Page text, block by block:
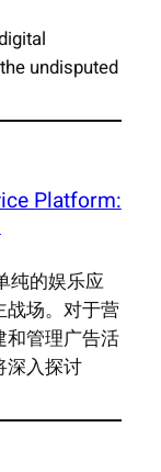
undisputed
Platform:
纯的娱乐应
战场。对于营
和管理广告活
深入探讨